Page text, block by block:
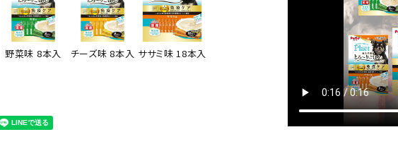
野菜味 8本入 チーズ味 8本入 ササミ味 18本入